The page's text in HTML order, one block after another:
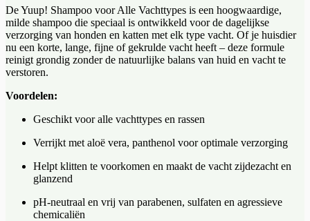
De Yuup! Shampoo voor Alle Vachttypes is een hoogwaardige,
milde shampoo die speciaal is ontwikkeld voor de dagelijkse
verzorging van honden en katten met elk type vacht. Of je huisdier
nu een korte, lange, fijne of gekrulde vacht heeft – deze formule
reinigt grondig zonder de natuurlijke balans van huid en vacht te
verstoren.
Voordelen:
Geschikt voor alle vachttypes en rassen
Verrijkt met aloë vera, panthenol voor optimale verzorging
Helpt klitten te voorkomen en maakt de vacht zijdezacht en
glanzend
pH-neutraal en vrij van parabenen, sulfaten en agressieve
chemicaliën